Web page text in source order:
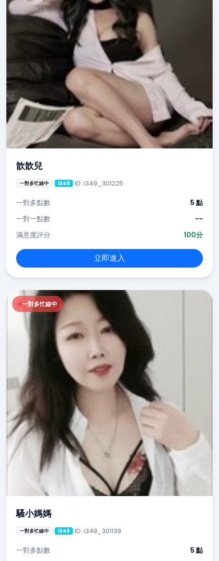
歆歆兒
一對多忙線中 i349 ID: i349_301225
一對多點數
5 點
一對一點數
--
滿意度評分
100分
立即進入
一對多忙線中
騷小媽媽
一對多忙線中 i349 ID: i349_301139
一對多點數 5 點